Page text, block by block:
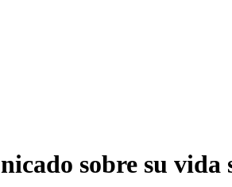
sobre su vida